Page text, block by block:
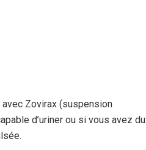
Zovirax (suspension
d’uriner ou si vous avez du